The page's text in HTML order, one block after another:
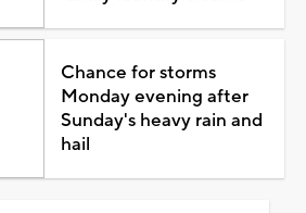
Chance for storms
Monday evening after
Sunday's heavy rain and
hail